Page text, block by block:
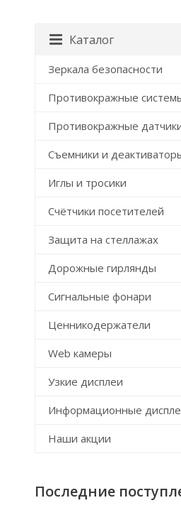
Каталог
Зеркала безопасности
Противокражные
Противокражные
Съемники и
Иглы и тросики
Счётчики посетителей
Защита на стеллажах
Дорожные гирлянды
Сигнальные фонари
Ценникодержатели
Web камеры
Узкие дисплеи
Информационные
Наши акции
Последние